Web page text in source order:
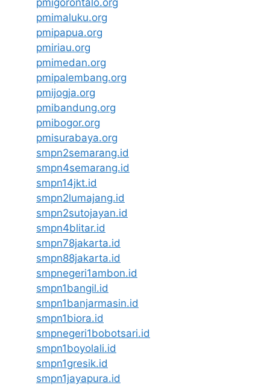
pmimaluku.org
pmipapua.org
pmiriau.org
pmimedan.org
pmipalembang.org
pmijogja.org
pmibandung.org
pmibogor.org
pmisurabaya.org
smpn2semarang.id
smpn4semarang.id
smpn14jkt.id
smpn2lumajang.id
smpn2sutojayan.id
smpn4blitar.id
smpn78jakarta.id
smpn88jakarta.id
smpnegeri1ambon.id
smpn1bangil.id
smpn1banjarmasin.id
smpn1biora.id
smpnegeri1bobotsari.id
smpn1boyolali.id
smpn1gresik.id
smpn1jayapura.id